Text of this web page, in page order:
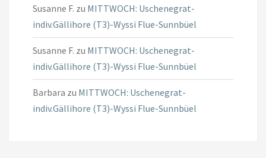
Susanne F. zu MITTWOCH: Uschenegrat-
indiv.Gällihore (T3)-Wyssi Flue-Sunnbüel
Susanne F. zu MITTWOCH: Uschenegrat-
indiv.Gällihore (T3)-Wyssi Flue-Sunnbüel
Barbara zu MITTWOCH: Uschenegrat-
indiv.Gällihore (T3)-Wyssi Flue-Sunnbüel